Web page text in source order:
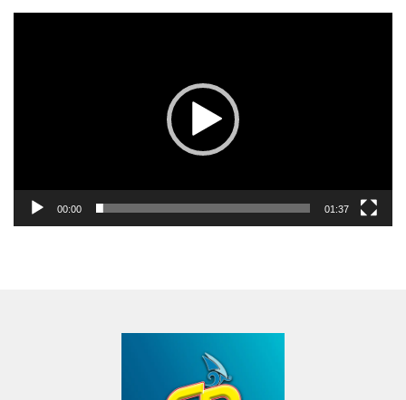
00:00 01:37